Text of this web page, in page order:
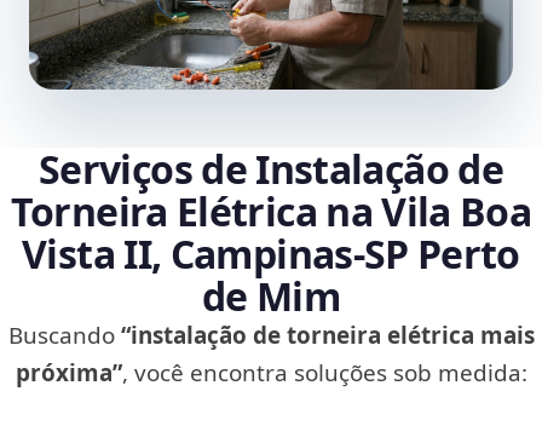
Serviços de Instalação de
Torneira Elétrica na Vila Boa
Vista II, Campinas‑SP Perto
de Mim
Buscando“instalação de torneira elétrica mais
próxima”, você encontra soluções sob medida: